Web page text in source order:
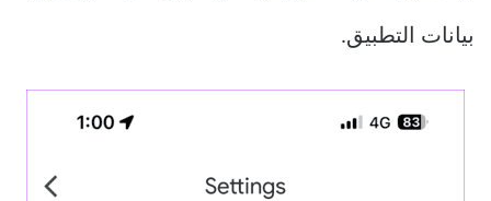
بيانات التطبيق.